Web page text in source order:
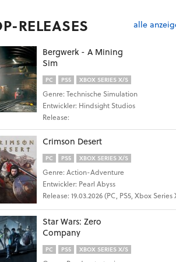
RELEASES alle
Bergwerk - A Mining
Sim
PC PS5 XBOX SERIES X/S
Genre: Technische Simulation
Entwickler: Hindsight Studios
Release:
Crimson Desert
PC PS5 XBOX SERIES X/S
Genre: Action-Adventure
Entwickler: Pearl Abyss
Release: 19.03.2026 (PC, PS5, Xbox Series
Star Wars: Zero
Company
PC PS5 XBOX SERIES X/S